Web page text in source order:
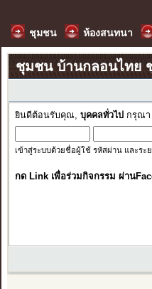
ชุมชน ห้องสนทนา
ชุมชน บ้านกลอนไทย
ยินดีต้อนรับคุณ, บุคคลทั่วไป กรุณา
เข้าสู่ระบบด้วยชื่อผู้ใช้ รหัสผ่าน และระ
กด Link เพื่อร่วมกิจกรรม ผ่าน